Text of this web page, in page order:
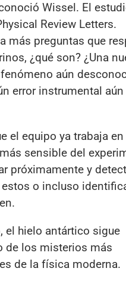
Wissel. El
Review Letters.
más preguntas que
¿qué son? ¿Una
aún
error instrumental aún
el equipo ya trabaja en
sensible del
próximamente y
o incluso
el hielo antártico sigue
de los misterios más
de la física moderna.